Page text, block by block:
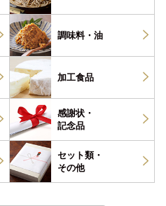
調味料・ 油
加工食品
感謝状・
記念品
セット類・
その他